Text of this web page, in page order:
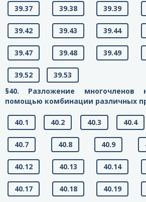
39.37 39.38 39.39
39.42 39.43 39.44
39.47 39.48 39.49
39.52
39.53
§40. Разложение
помощью комбинации различных
40.1 40.2 40.3 40.4
40.7 40.8 40.9
40.12 40.13 40.14
40.17 40.18 40.19